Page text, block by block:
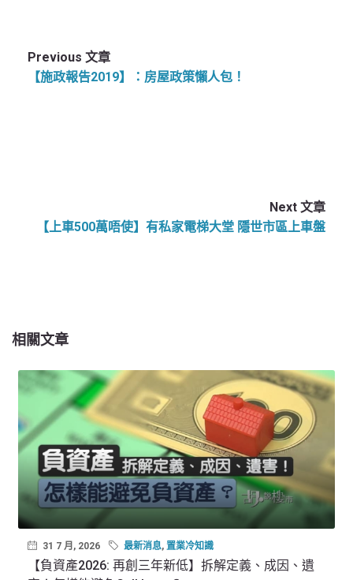
Previous 文章
【施政報告2019】：房屋政策懶人包！
Next 文章
【上車500萬唔使】有私家電梯大堂 隱世市區上車盤
相關文章
31 7 月, 2026 最新消息, 置業冷知識
【負資產2026: 再創三年新低】拆解定義、成因、遺